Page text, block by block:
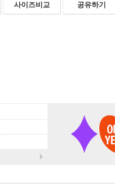
사이즈비교 공유하기